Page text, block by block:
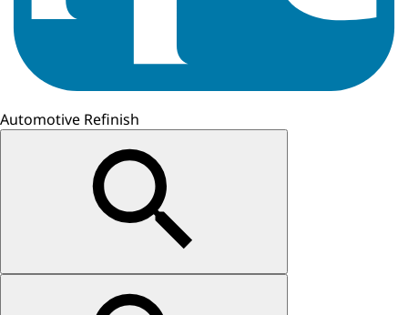
Automotive Refinish